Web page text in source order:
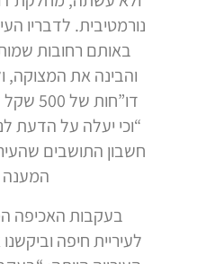
נורמטיבית. לדבריו
באותם רחובות
והבינה את המצוקה,
“וכי יעלה על הדעת
חשבון התושבים
המענה
בעקבות האכיפה
לעיריית חיפה